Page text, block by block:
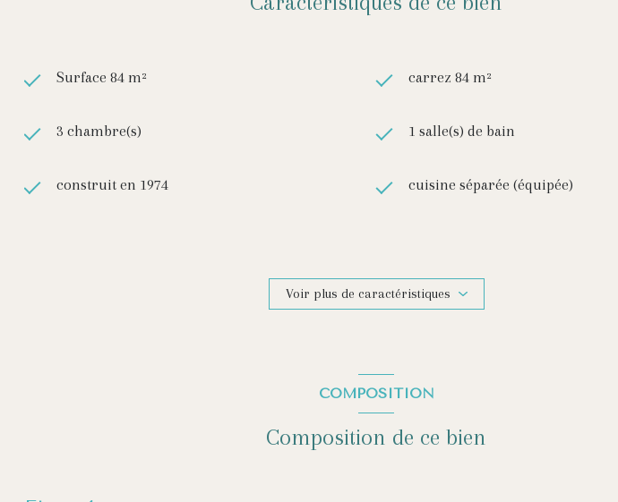
Surface 84 m² carrez 84 m²
3 chambre(s) 1 salle(s) de bain
construit en 1974 cuisine séparée (équipée)
exposition Sud
quartier LE BOURG
Voir plus de caractéristiques
COMPOSITION
Composition de ce bien